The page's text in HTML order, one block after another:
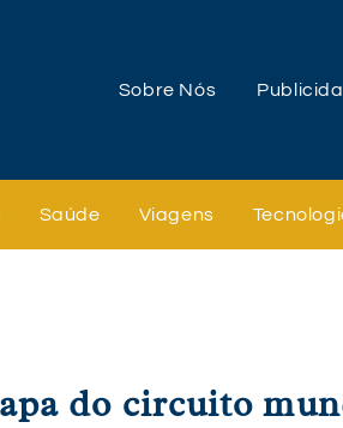
Sobre Nós
Saúde Viagens
do circuito